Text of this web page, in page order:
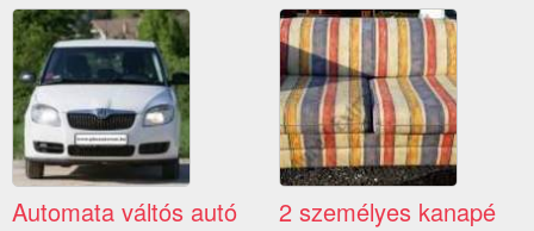
Automata váltós autó 2 személyes kanapé